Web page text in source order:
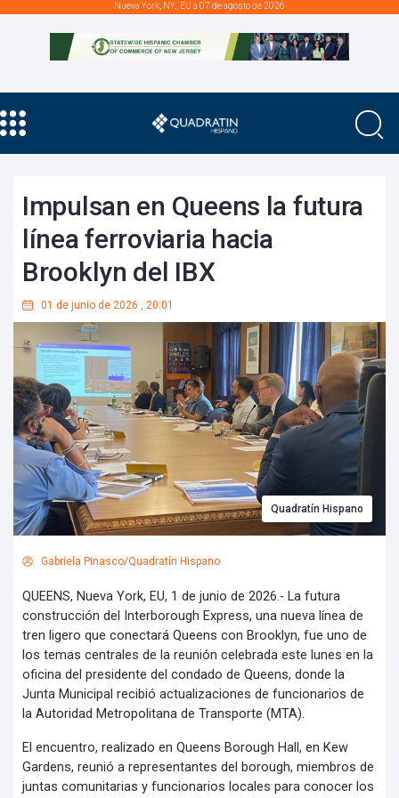
Nueva York, NY., EU a 07 de agosto de 2026
Impulsan en Queens la futura
línea ferroviaria hacia
Brooklyn del IBX
01 de junio de 2026 , 20:01
Quadratín Hispano
Gabriela Pinasco/Quadratín Hispano
QUEENS, Nueva York, EU, 1 de junio de 2026.- La futura
construcción del Interborough Express, una nueva línea de
tren ligero que conectará Queens con Brooklyn, fue uno de
los temas centrales de la reunión celebrada este lunes en la
oficina del presidente del condado de Queens, donde la
Junta Municipal recibió actualizaciones de funcionarios de
la Autoridad Metropolitana de Transporte (MTA).
El encuentro, realizado en Queens Borough Hall, en Kew
Gardens, reunió a representantes del borough, miembros de
juntas comunitarias y funcionarios locales para conocer los